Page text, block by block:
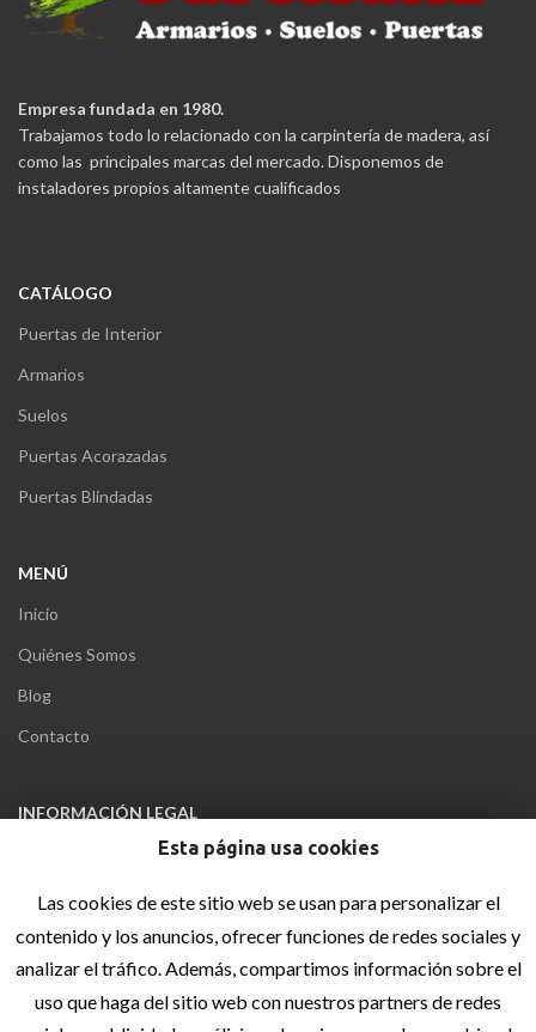
Empresa fundada en 1980.
Trabajamos todo lo relacionado con la carpintería de madera, así
como las principales marcas del mercado. Disponemos de
instaladores propios altamente cualificados
CATÁLOGO
Puertas de Interior
Armarios
Suelos
Puertas Acorazadas
Puertas Blindadas
MENÚ
Inicio
Quiénes Somos
Blog
Contacto
INFORMACIÓN LEGAL
Política de privacidad
Política de cookies
Accesibilidad
Sitemap
Esta página usa cookies
Las cookies de este sitio web se usan para personalizar el
contenido y los anuncios, ofrecer funciones de redes sociales y
analizar el tráfico. Además, compartimos información sobre el
uso que haga del sitio web con nuestros partners de redes